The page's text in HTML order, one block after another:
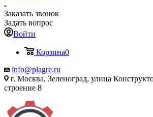
Заказать звонок
Задать вопрос
Войти
Корзина0
info@plagre.ru
г. Москва, Зеленоград, улица
строение 8